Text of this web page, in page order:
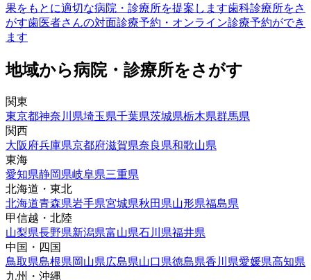
果をもとに適切な病院・診療所を提案します歯科診療所をさ
がす歯医者さんの対面診療予約・オンライン診療予約ができ
ます
地域から病院・診療所をさがす
関東
東京都神奈川県埼玉県千葉県茨城県栃木県群馬県
関西
大阪府兵庫県京都府滋賀県奈良県和歌山県
東海
愛知県静岡県岐阜県三重県
北海道・東北
北海道青森県岩手県宮城県秋田県山形県福島県
甲信越・北陸
山梨県長野県新潟県富山県石川県福井県
中国・四国
鳥取県島根県岡山県広島県山口県徳島県香川県愛媛県高知県
九州・沖縄